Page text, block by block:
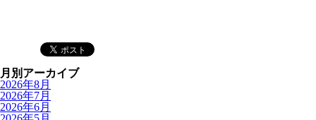
月別アーカイブ
2026年8月
2026年7月
2026年6月